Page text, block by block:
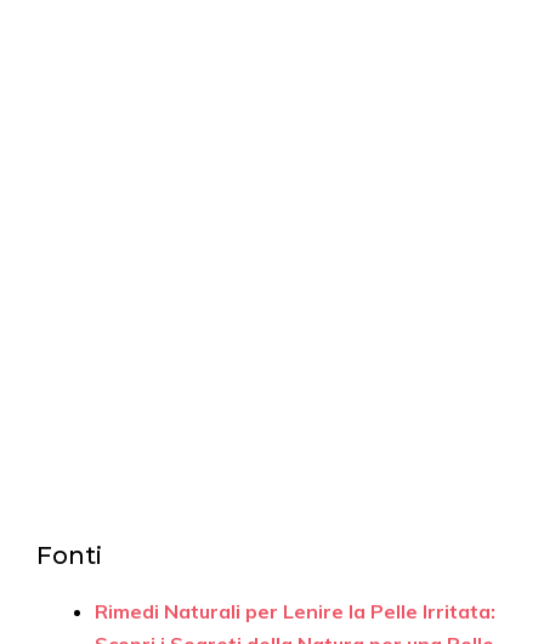
Fonti
Rimedi Naturali per Lenire la Pelle Irritata: